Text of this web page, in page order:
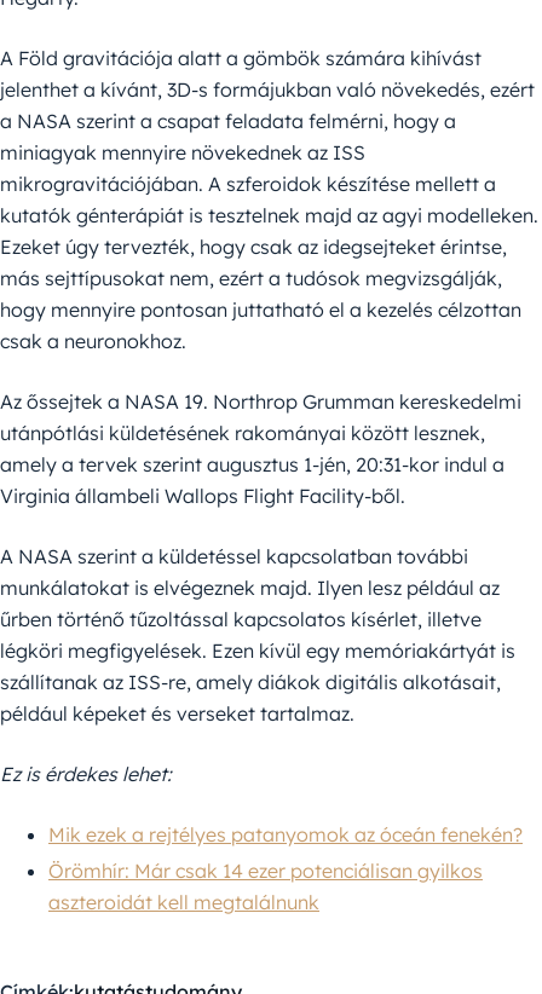
A Föld gravitációja alatt a gömbök számára kihívást
jelenthet a kívánt, 3D-s formájukban való növekedés, ezért
a NASA szerint a csapat feladata felmérni, hogy a
miniagyak mennyire növekednek az ISS
mikrogravitációjában. A szferoidok készítése mellett a
kutatók génterápiát is tesztelnek majd az agyi modelleken.
Ezeket úgy tervezték, hogy csak az idegsejteket érintse,
más sejttípusokat nem, ezért a tudósok megvizsgálják,
hogy mennyire pontosan juttatható el a kezelés célzottan
csak a neuronokhoz.
Az őssejtek a NASA 19. Northrop Grumman kereskedelmi
utánpótlási küldetésének rakományai között lesznek,
amely a tervek szerint augusztus 1-jén, 20:31-kor indul a
Virginia állambeli Wallops Flight Facility-ből.
A NASA szerint a küldetéssel kapcsolatban további
munkálatokat is elvégeznek majd. Ilyen lesz például az
űrben történő tűzoltással kapcsolatos kísérlet, illetve
légköri megfigyelések. Ezen kívül egy memóriakártyát is
szállítanak az ISS-re, amely diákok digitális alkotásait,
például képeket és verseket tartalmaz.
Ez is érdekes lehet:
Mik ezek a rejtélyes patanyomok az óceán fenekén?
Örömhír: Már csak 14 ezer potenciálisan gyilkos
aszteroidát kell megtalálnunk